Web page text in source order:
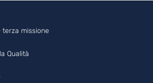
missione
Qualità